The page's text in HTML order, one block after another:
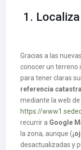
1.
Gracias a las
conocer un terreno
para tener claras
referencia catastral
mediante la web
https://
recurrir a Google
la zona, aunque (
desactualizadas y